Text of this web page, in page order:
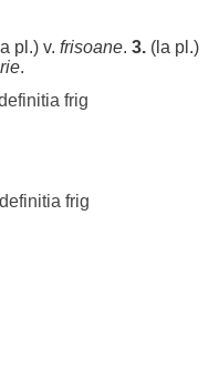
pl.) v. frisoane. 3.(la pl.)
.
frig
definitia frig